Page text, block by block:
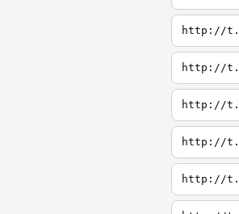
http://
http://
http://
http://
http://